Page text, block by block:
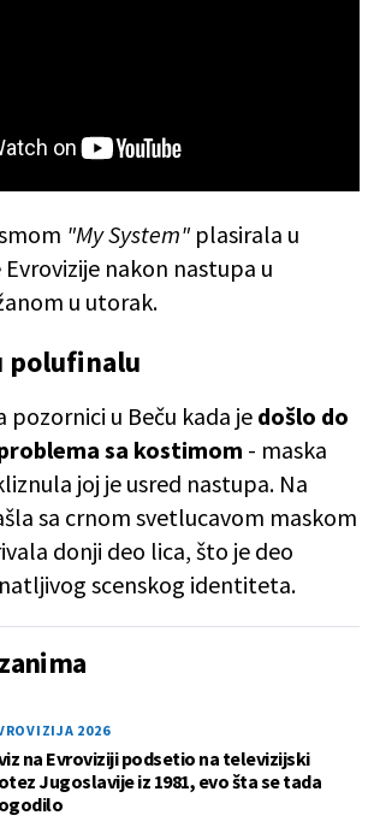
"My System" plasirala u
nakon nastupa u
u utorak.
polufinalu
pozornici u Beču kada je došlo do
sa kostimom - maska
joj je usred nastupa. Na
sa crnom svetlucavom maskom
donji deo lica, što je deo
scenskog identiteta.
2026
na Evroviziji podsetio na televizijski
Jugoslavije iz 1981, evo šta se tada